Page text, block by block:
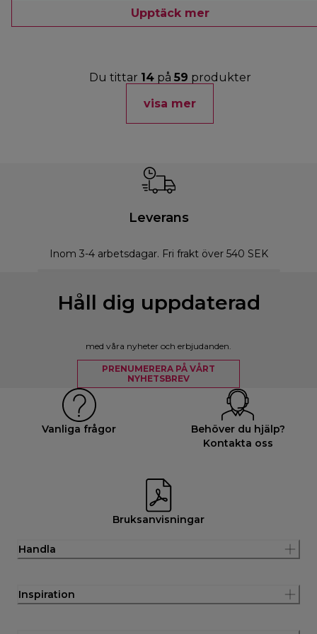
Upptäck mer
Du tittar 14på 59 produkter
visa mer
Leverans
Inom 3-4 arbetsdagar. Fri frakt över 540 SEK
Håll dig uppdaterad
med våra nyheter och erbjudanden.
PRENUMERERA PÅ VÅRT
NYHETSBREV
Vanliga frågor
Behöver du hjälp?
Kontakta oss
Bruksanvisningar
Handla
Inspiration